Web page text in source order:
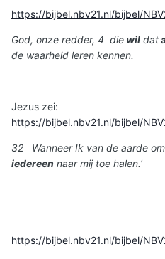
https://bijbel.nbv21.nl/bijbel/
God, onze redder, 4 die wil dat
de waarheid leren kennen.
Jezus zei:
https://bijbel.nbv21.nl/bijbel/
32 Wanneer Ik van de aarde
iedereen naar mij toe halen.’
https://bijbel.nbv21.nl/bijbel/